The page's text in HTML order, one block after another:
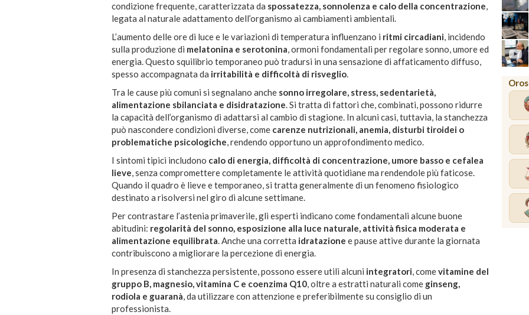
condizione frequente, caratterizzata da spossatezza, sonnolenza e calo della concentrazione,
legata al naturale adattamento dell’organismo ai cambiamenti ambientali.
L’aumento delle ore di luce e le variazioni di temperatura influenzano i ritmi circadiani, incidendo
sulla produzione di melatonina e serotonina, ormoni fondamentali per regolare sonno, umore ed
energia. Questo squilibrio temporaneo può tradursi in una sensazione di affaticamento diffuso,
spesso accompagnata da irritabilità e difficoltà di risveglio.
Tra le cause più comuni si segnalano anche sonno irregolare, stress, sedentarietà,
alimentazione sbilanciata e disidratazione. Si tratta di fattori che, combinati, possono ridurre
la capacità dell’organismo di adattarsi al cambio di stagione. In alcuni casi, tuttavia, la stanchezza
può nascondere condizioni diverse, come carenze nutrizionali, anemia, disturbi tiroidei o
problematiche psicologiche, rendendo opportuno un approfondimento medico.
I sintomi tipici includono calo di energia, difficoltà di concentrazione, umore basso e cefalea
lieve, senza compromettere completamente le attività quotidiane ma rendendole più faticose.
Quando il quadro è lieve e temporaneo, si tratta generalmente di un fenomeno fisiologico
destinato a risolversi nel giro di alcune settimane.
Per contrastare l’astenia primaverile, gli esperti indicano come fondamentali alcune buone
abitudini: regolarità del sonno, esposizione alla luce naturale, attività fisica moderata e
alimentazione equilibrata. Anche una corretta idratazione e pause attive durante la giornata
contribuiscono a migliorare la percezione di energia.
In presenza di stanchezza persistente, possono essere utili alcuni integratori, comevitamine del
gruppo B, magnesio, vitamina C e coenzima Q10, oltre a estratti naturali come ginseng,
rodiola e guaranà, da utilizzare con attenzione e preferibilmente su consiglio di un
professionista.